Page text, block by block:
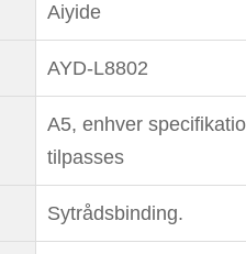
Aiyide
AYD-L8802
A5, enhver
tilpasses
Sytrådsbinding.